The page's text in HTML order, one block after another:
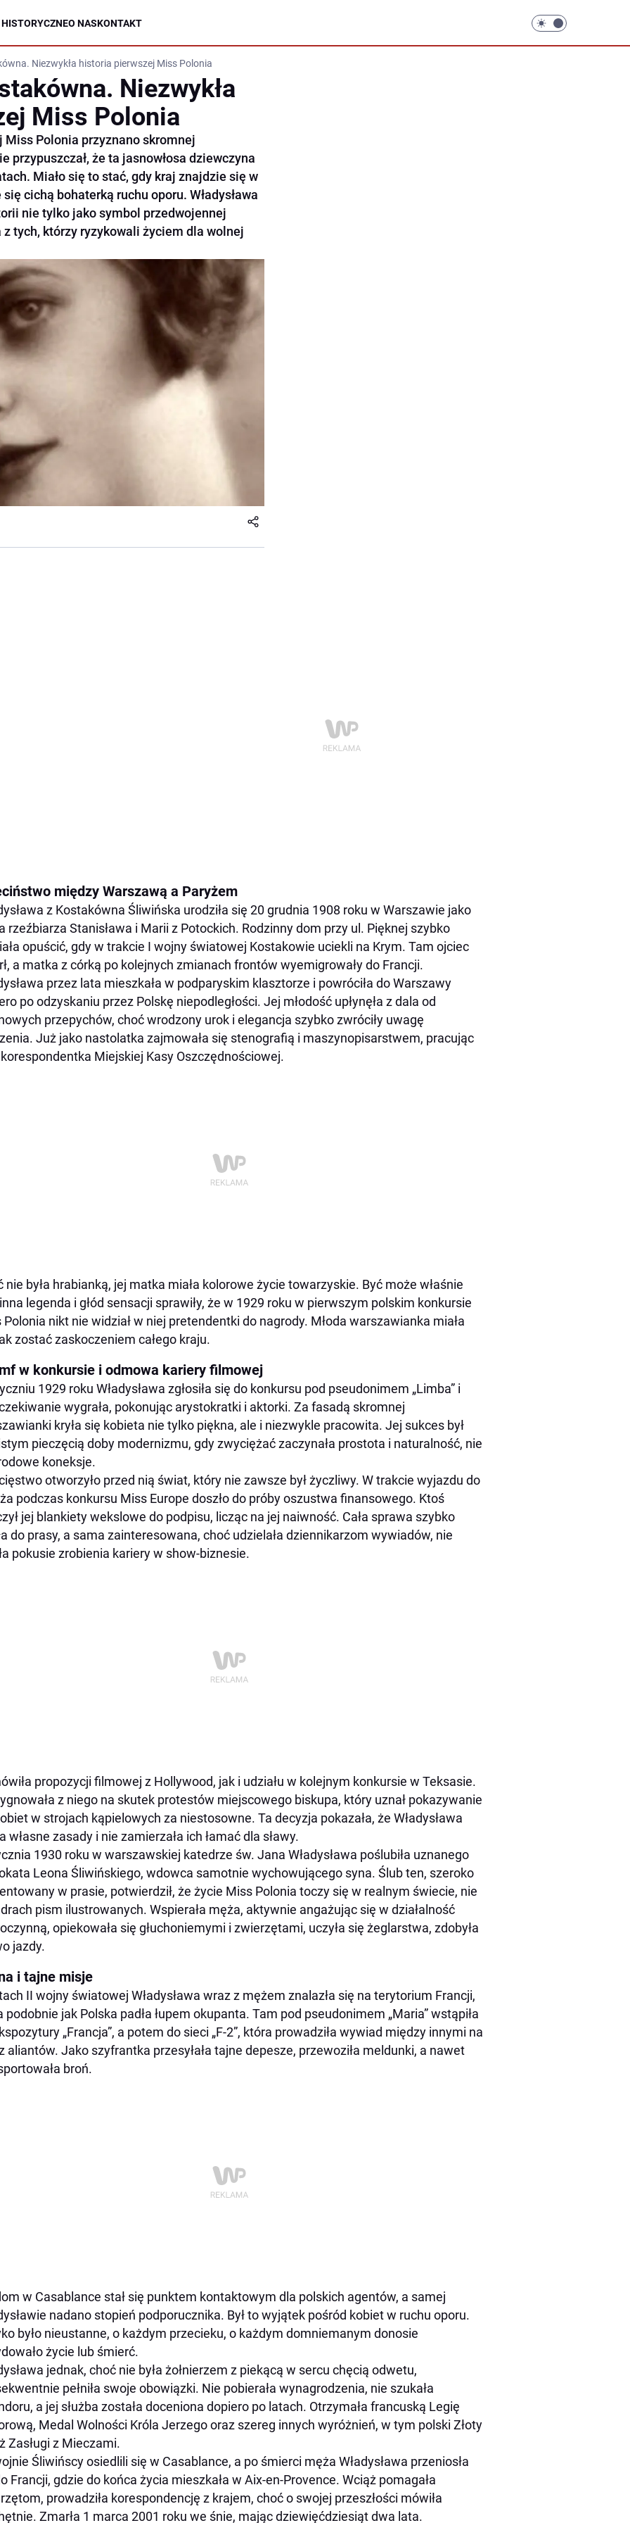
O NASKONTAKT
Niezwykła historia pierwszej Miss Polonia
Niezwykła
Miss Polonia
Miss Polonia przyznano skromnej
przypuszczał, że ta jasnowłosa dziewczyna
Miało się to stać, gdy kraj znajdzie się w
cichą bohaterką ruchu oporu. Władysława
nie tylko jako symbol przedwojennej
tych, którzy ryzykowali życiem dla wolnej
między Warszawą a Paryżem
z Kostakówna Śliwińska urodziła się 20 grudnia 1908 roku w Warszawie jako
rzeźbiarza Stanisława i Marii z Potockich. Rodzinny dom przy ul. Pięknej szybko
opuścić, gdy w trakcie I wojny światowej Kostakowie uciekli na Krym. Tam ojciec
a matka z córką po kolejnych zmianach frontów wyemigrowały do Francji.
przez lata mieszkała w podparyskim klasztorze i powróciła do Warszawy
po odzyskaniu przez Polskę niepodległości. Jej młodość upłynęła z dala od
przepychów, choć wrodzony urok i elegancja szybko zwróciły uwagę
Już jako nastolatka zajmowała się stenografią i maszynopisarstwem, pracując
Miejskiej Kasy Oszczędnościowej.
nie była hrabianką, jej matka miała kolorowe życie towarzyskie. Być może właśnie
legenda i głód sensacji sprawiły, że w 1929 roku w pierwszym polskim konkursie
Polonia nikt nie widział w niej pretendentki do nagrody. Młoda warszawianka miała
zostać zaskoczeniem całego kraju.
w konkursie i odmowa kariery filmowej
1929 roku Władysława zgłosiła się do konkursu pod pseudonimem „Limba” i
wygrała, pokonując arystokratki i aktorki. Za fasadą skromnej
kryła się kobieta nie tylko piękna, ale i niezwykle pracowita. Jej sukces był
pieczęcią doby modernizmu, gdy zwyciężać zaczynała prostota i naturalność, nie
koneksje.
otworzyło przed nią świat, który nie zawsze był życzliwy. W trakcie wyjazdu do
podczas konkursu Miss Europe doszło do próby oszustwa finansowego. Ktoś
jej blankiety wekslowe do podpisu, licząc na jej naiwność. Cała sprawa szybko
do prasy, a sama zainteresowana, choć udzielała dziennikarzom wywiadów, nie
pokusie zrobienia kariery w show-biznesie.
propozycji filmowej z Hollywood, jak i udziału w kolejnym konkursie w Teksasie.
z niego na skutek protestów miejscowego biskupa, który uznał pokazywanie
w strojach kąpielowych za niestosowne. Ta decyzja pokazała, że Władysława
własne zasady i nie zamierzała ich łamać dla sławy.
1930 roku w warszawskiej katedrze św. Jana Władysława poślubiła uznanego
Leona Śliwińskiego, wdowca samotnie wychowującego syna. Ślub ten, szeroko
w prasie, potwierdził, że życie Miss Polonia toczy się w realnym świecie, nie
pism ilustrowanych. Wspierała męża, aktywnie angażując się w działalność
opiekowała się głuchoniemymi i zwierzętami, uczyła się żeglarstwa, zdobyła
jazdy.
i tajne misje
II wojny światowej Władysława wraz z mężem znalazła się na terytorium Francji,
podobnie jak Polska padła łupem okupanta. Tam pod pseudonimem „Maria” wstąpiła
„Francja”, a potem do sieci „F-2”, która prowadziła wywiad między innymi na
aliantów. Jako szyfrantka przesyłała tajne depesze, przewoziła meldunki, a nawet
broń.
w Casablance stał się punktem kontaktowym dla polskich agentów, a samej
nadano stopień podporucznika. Był to wyjątek pośród kobiet w ruchu oporu.
było nieustanne, o każdym przecieku, o każdym domniemanym donosie
życie lub śmierć.
jednak, choć nie była żołnierzem z piekącą w sercu chęcią odwetu,
pełniła swoje obowiązki. Nie pobierała wynagrodzenia, nie szukała
a jej służba została doceniona dopiero po latach. Otrzymała francuską Legię
Medal Wolności Króla Jerzego oraz szereg innych wyróżnień, w tym polski Złoty
Zasługi z Mieczami.
Śliwińscy osiedlili się w Casablance, a po śmierci męża Władysława przeniosła
Francji, gdzie do końca życia mieszkała w Aix-en-Provence. Wciąż pomagała
prowadziła korespondencję z krajem, choć o swojej przeszłości mówiła
Zmarła 1 marca 2001 roku we śnie, mając dziewięćdziesiąt dwa lata.